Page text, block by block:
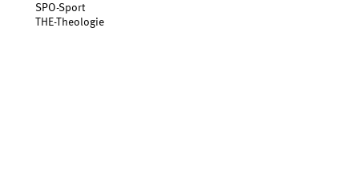
SPO-Sport
THE-Theologie